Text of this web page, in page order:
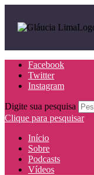
Facebook
Twitter
Instagram
Digite sua pesquisa
Clique para pesquisar
Início
Sobre
Podcasts
Vídeos